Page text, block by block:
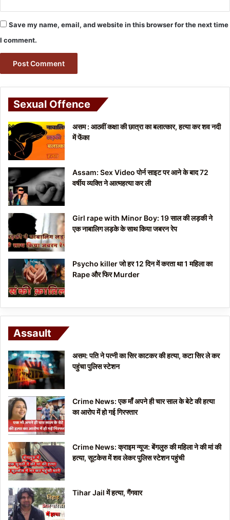
Save my name, email, and website in this browser for the next time
I comment.
Sexual Offence
असम : आठवीं कक्षा की छात्रा का बलात्कार, हत्या कर शव नदी
में फेंका
Assam: Sex Video पोर्न साइट पर आने के बाद 72
वर्षीय व्यक्ति ने आत्महत्या कर ली
Girl rape with Minor Boy: 19 साल की लड़की ने
एक नाबालिग लड़के के साथ किया जबरन रेप
Psycho killer जो हर 12 दिन में करता था 1 महिला का
Rape और फिर Murder
Assault
असम: पति ने पत्नी का सिर काटकर की हत्या, कटा सिर ले कर
पहुंचा पुलिस स्टेशन
Crime News: एक माँ अपने ही चार साल के बेटे की हत्या
का आरोप में हो गई गिरफ्तार
Crime News: क्राइम न्यूज: बेंगलुरु की महिला ने की मां की
हत्या, सूटकेस में शव लेकर पुलिस स्टेशन पहुंची
Tihar Jail में हत्या, गैंगवार